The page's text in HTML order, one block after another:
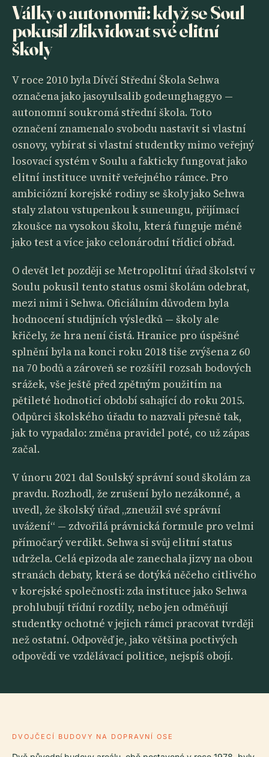
Války o autonomii: když se Soul
pokusil zlikvidovat své elitní
školy
V roce 2010 byla Dívčí Střední Škola Sehwa
označena jako jasoyulsalib godeunghaggyo —
autonomní soukromá střední škola. Toto
označení znamenalo svobodu nastavit si vlastní
osnovy, vybírat si vlastní studentky mimo veřejný
losovací systém v Soulu a fakticky fungovat jako
elitní instituce uvnitř veřejného rámce. Pro
ambiciózní korejské rodiny se školy jako Sehwa
staly zlatou vstupenkou k suneungu, přijímací
zkoušce na vysokou školu, která funguje méně
jako test a více jako celonárodní třídicí obřad.
O devět let později se Metropolitní úřad školství v
Soulu pokusil tento status osmi školám odebrat,
mezi nimi i Sehwa. Oficiálním důvodem byla
hodnocení studijních výsledků — školy ale
křičely, že hra není čistá. Hranice pro úspěšné
splnění byla na konci roku 2018 tiše zvýšena z 60
na 70 bodů a zároveň se rozšířil rozsah bodových
srážek, vše ještě před zpětným použitím na
pětileté hodnoticí období sahající do roku 2015.
Odpůrci školského úřadu to nazvali přesně tak,
jak to vypadalo: změna pravidel poté, co už zápas
začal.
V únoru 2021 dal Soulský správní soud školám za
pravdu. Rozhodl, že zrušení bylo nezákonné, a
uvedl, že školský úřad „zneužil své správní
uvážení“ — zdvořilá právnická formule pro velmi
přímočarý verdikt. Sehwa si svůj elitní status
udržela. Celá epizoda ale zanechala jizvy na obou
stranách debaty, která se dotýká něčeho citlivého
v korejské společnosti: zda instituce jako Sehwa
prohlubují třídní rozdíly, nebo jen odměňují
studentky ochotné v jejich rámci pracovat tvrději
než ostatní. Odpověď je, jako většina poctivých
odpovědí ve vzdělávací politice, nejspíš obojí.
DVOJČECÍ BUDOVY NA DOPRAVNÍ OSE